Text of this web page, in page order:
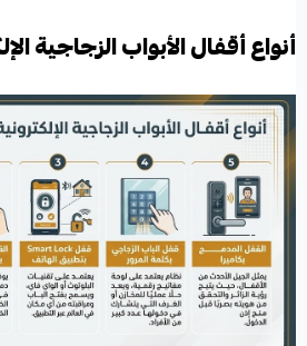
أنواع أقفال الأبواب الزجاجية